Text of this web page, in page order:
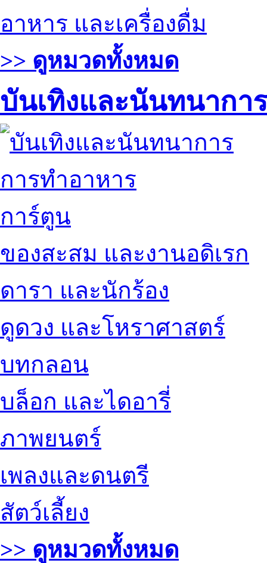
อาหาร และเครื่องดื่ม
>> ดูหมวดทั้งหมด
บันเทิงและนันทนาการ
การทำอาหาร
การ์ตูน
ของสะสม และงานอดิเรก
ดารา และนักร้อง
ดูดวง และโหราศาสตร์
บทกลอน
บล็อก และไดอารี่
ภาพยนตร์
เพลงและดนตรี
สัตว์เลี้ยง
>> ดูหมวดทั้งหมด